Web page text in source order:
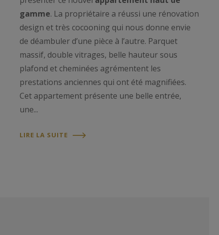
gamme. La propriétaire a réussi une rénovation
design et très cocooning qui nous donne envie
de déambuler d’une pièce à l’autre. Parquet
massif, double vitrages, belle hauteur sous
plafond et cheminées agrémentent les
prestations anciennes qui ont été magnifiées.
Cet appartement présente une belle entrée,
une...
LIRE LA SUITE